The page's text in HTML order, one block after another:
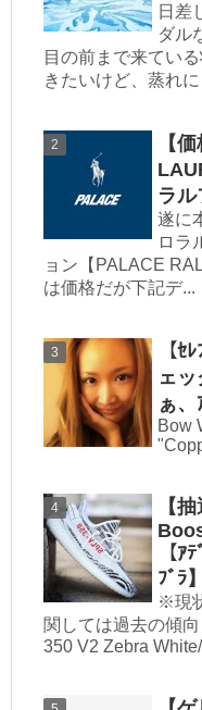
日差
ダル
目の前まで来てい
きたいけど、蒸れ
【
ラル
遂に
ロラ
ョン【PALACE
は価格だが下記デ...
【ｾ
ェ
ぁ、
Bow
【
【ｱ
ﾌﾞﾗ】
※現
関しては過去の傾
350 V2 Zebra